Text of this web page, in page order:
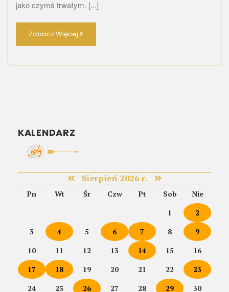
jako czymś trwałym. [...]
Zobacz Więcej
KALENDARZ
Sierpień 2026 r.
Pn Wt Śr Czw Pt Sob
Nie
1
2
3
4 5 6 7 8
9
10
11 12 13 14 15
16
17
18 19 20 21 22
23
24
25 26 27 28 29 30